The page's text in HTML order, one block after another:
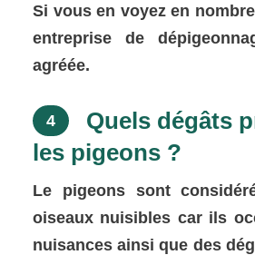
Si vous en voyez en
entreprise de
agréée.
4
Quels dégâts
les pigeons ?
Le pigeons sont
oiseaux nuisibles car ils
nuisances ainsi que des